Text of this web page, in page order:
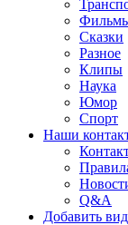
Сказки
Разное
Клипы
Наука
Юмор
Спорт
Наши
Q&A
Добавить